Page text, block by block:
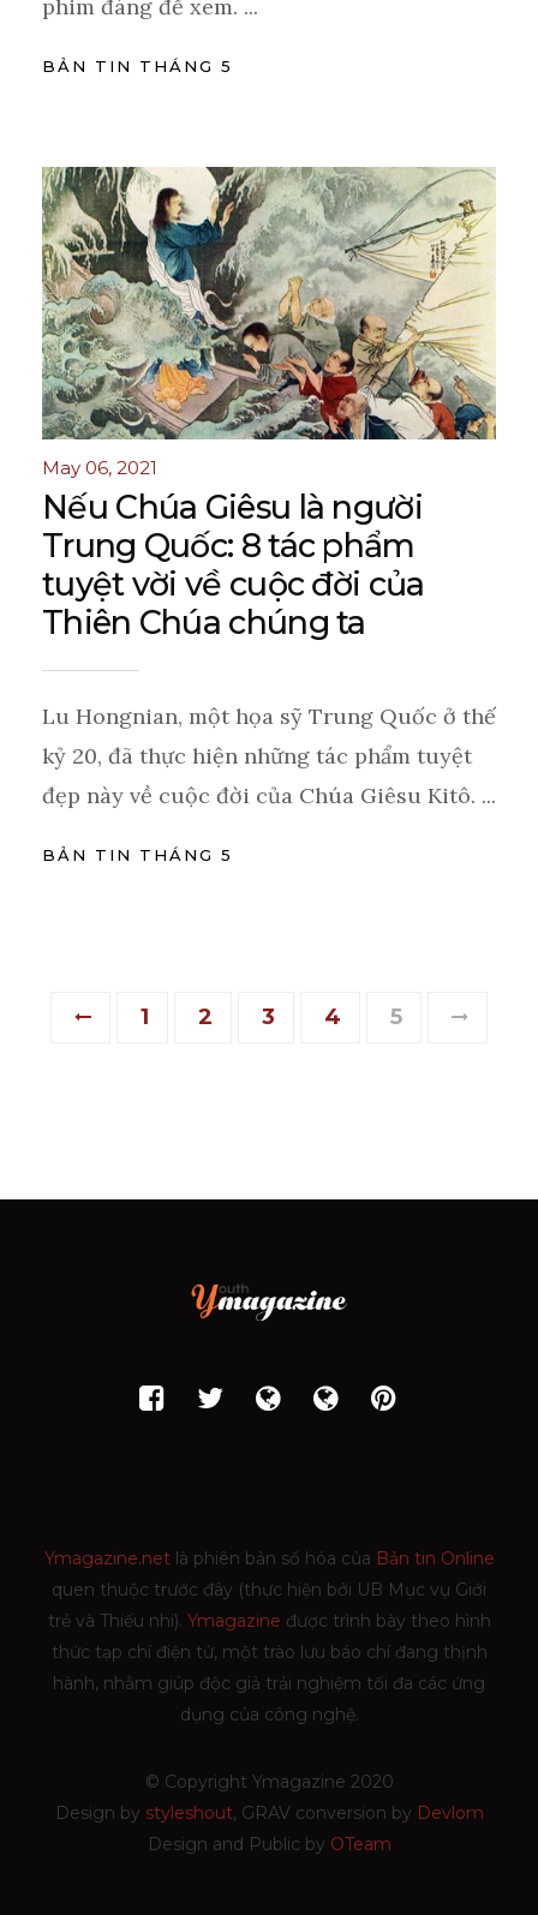
phim đáng để xem. ...
BẢN TIN THÁNG 5
May 06, 2021
Nếu Chúa Giêsu là người
Trung Quốc: 8 tác phẩm
tuyệt vời về cuộc đời của
Thiên Chúa chúng ta
Lu Hongnian, một họa sỹ Trung Quốc ở thế
kỷ 20, đã thực hiện những tác phẩm tuyệt
đẹp này về cuộc đời của Chúa Giêsu Kitô. ...
BẢN TIN THÁNG 5
1 2 3 4 5
Ymagazine.netlà phiên bản số hóa của Bản tin Online
quen thuộc trước đây (thực hiện bởi UB Mục vụ Giới
trẻ và Thiếu nhi). Ymagazine được trình bày theo hình
thức tạp chí điện tử, một trào lưu báo chí đang thịnh
hành, nhằm giúp độc giả trải nghiệm tối đa các ứng
dụng của công nghệ.
© Copyright Ymagazine 2020
Design by styleshout, GRAV conversion by Devlom
Design and Public by OTeam